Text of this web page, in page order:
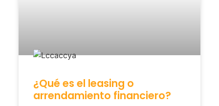
¿Qué es el leasing o
arrendamiento financiero?